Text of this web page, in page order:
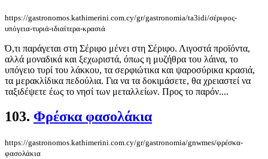
https://gastronomos.kathimerini.com.cy/gr/gastronomia/ta3idi/σέριφος-
υπόγεια-τυριά-ιδιαίτερα-κρασιά
Ό,τι παράγεται στη Σέριφο μένει στη Σέριφο. Λιγοστά προϊόντα,
αλλά μοναδικά και ξεχωριστά, όπως η μυζήθρα του λάινα, το
υπόγειο τυρί του λάκκου, τα σερφιώτικα και ψαροσύρικα κρασιά,
τα μερακλίδικα πεδούλια. Για να τα δοκιμάσετε, θα χρειαστεί να
ταξιδέψετε έως το νησί των μεταλλείων. Προς το παρόν....
103. Φρέσκα φασολάκια
https://gastronomos.kathimerini.com.cy/gr/gastronomia/gnwmes/φρέσκα-
φασολάκια